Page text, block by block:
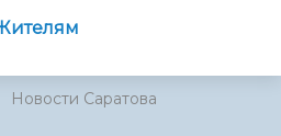
Новости Саратова